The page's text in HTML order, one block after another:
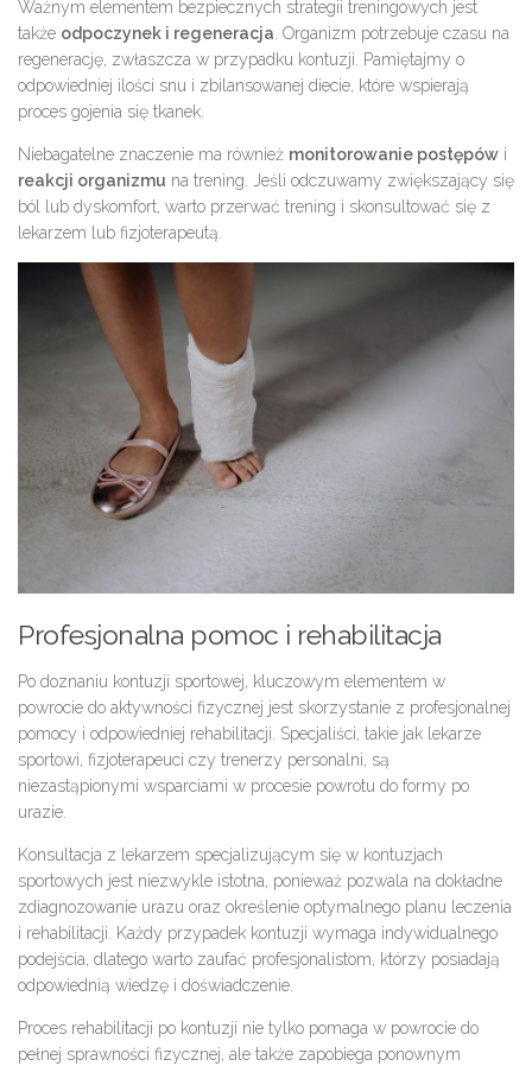
Ważnym elementem bezpiecznych strategii treningowych jest
także odpoczynek i regeneracja. Organizm potrzebuje czasu na
regenerację, zwłaszcza w przypadku kontuzji. Pamiętajmy o
odpowiedniej ilości snu i zbilansowanej diecie, które wspierają
proces gojenia się tkanek.
Niebagatelne znaczenie ma również monitorowanie postępów i
reakcji organizmu na trening. Jeśli odczuwamy zwiększający się
ból lub dyskomfort, warto przerwać trening i skonsultować się z
lekarzem lub fizjoterapeutą.
Profesjonalna pomoc i rehabilitacja
Po doznaniu kontuzji sportowej, kluczowym elementem w
powrocie do aktywności fizycznej jest skorzystanie z profesjonalnej
pomocy i odpowiedniej rehabilitacji. Specjaliści, takie jak lekarze
sportowi, fizjoterapeuci czy trenerzy personalni, są
niezastąpionymi wsparciami w procesie powrotu do formy po
urazie.
Konsultacja z lekarzem specjalizującym się w kontuzjach
sportowych jest niezwykle istotna, ponieważ pozwala na dokładne
zdiagnozowanie urazu oraz określenie optymalnego planu leczenia
i rehabilitacji. Każdy przypadek kontuzji wymaga indywidualnego
podejścia, dlatego warto zaufać profesjonalistom, którzy posiadają
odpowiednią wiedzę i doświadczenie.
Proces rehabilitacji po kontuzji nie tylko pomaga w powrocie do
pełnej sprawności fizycznej, ale także zapobiega ponownym